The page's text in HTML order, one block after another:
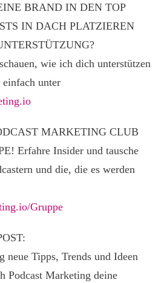
BRAND IN DEN TOP
IN DACH PLATZIEREN
wie ich dich unterstützen
unter
MARKETING CLUB
Erfahre Insider und tausche
und die, die es werden
Gruppe
neue Tipps, Trends und Ideen
Podcast Marketing deine